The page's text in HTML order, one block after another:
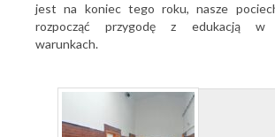
jest na koniec tego roku, nasze
rozpocząć przygodę z edukacją w
warunkach.